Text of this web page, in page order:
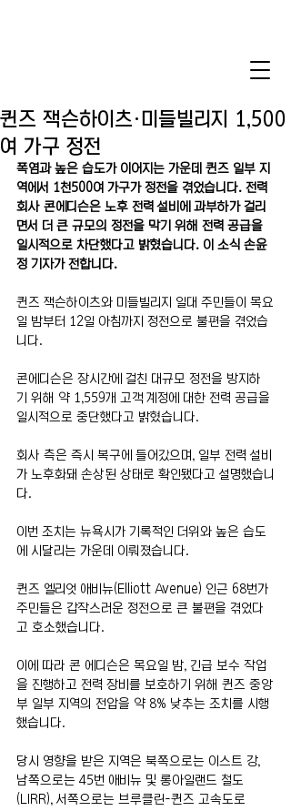
퀸즈 잭슨하이츠·미들빌리지 1,500
여 가구 정전
폭염과 높은 습도가 이어지는 가운데 퀸즈 일부 지
역에서 1천500여 가구가 정전을 겪었습니다. 전력
회사 콘에디슨은 노후 전력 설비에 과부하가 걸리
면서 더 큰 규모의 정전을 막기 위해 전력 공급을
일시적으로 차단했다고 밝혔습니다. 이 소식 손윤
정 기자가 전합니다.
퀸즈 잭슨하이츠와 미들빌리지 일대 주민들이 목요
일 밤부터 12일 아침까지 정전으로 불편을 겪었습
니다.
콘에디슨은 장시간에 걸친 대규모 정전을 방지하
기 위해 약 1,559개 고객 계정에 대한 전력 공급을
일시적으로 중단했다고 밝혔습니다.
회사 측은 즉시 복구에 들어갔으며, 일부 전력 설비
가 노후화돼 손상된 상태로 확인됐다고 설명했습니
다.
이번 조치는 뉴욕시가 기록적인 더위와 높은 습도
에 시달리는 가운데 이뤄졌습니다.
퀸즈 엘리엇 애비뉴(Elliott Avenue) 인근 68번가
주민들은 갑작스러운 정전으로 큰 불편을 겪었다
고 호소했습니다.
이에 따라 콘 에디슨은 목요일 밤, 긴급 보수 작업
을 진행하고 전력 장비를 보호하기 위해 퀸즈 중앙
부 일부 지역의 전압을 약 8% 낮추는 조치를 시행
했습니다.
당시 영향을 받은 지역은 북쪽으로는 이스트 강,
남쪽으로는 45번 애비뉴 및 롱아일랜드 철도
(LIRR), 서쪽으로는 브루클린-퀸즈 고속도로